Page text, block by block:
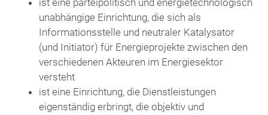
ist eine parteipolitisch und energietechnologisch
unabhängige Einrichtung, die sich als
Informationsstelle und neutraler Katalysator
(und Initiator) für Energieprojekte zwischen den
verschiedenen Akteuren im Energiesektor
versteht
ist eine Einrichtung, die Dienstleistungen
eigenständig erbringt, die objektiv und